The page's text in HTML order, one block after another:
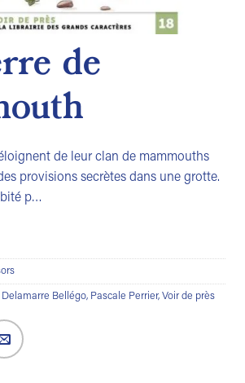
de
de leur clan de mammouths
provisions secrètes dans une grotte.
p…
Delamarre Bellégo, Pascale Perrier, Voir de près